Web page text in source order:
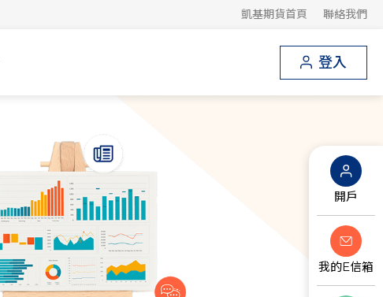
凱基期貨首頁 聯絡我們
登入
開戶
我的E信箱